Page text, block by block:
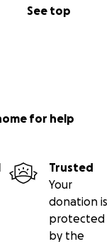
See top
for help
Trusted
Your
donation is
protected
by the